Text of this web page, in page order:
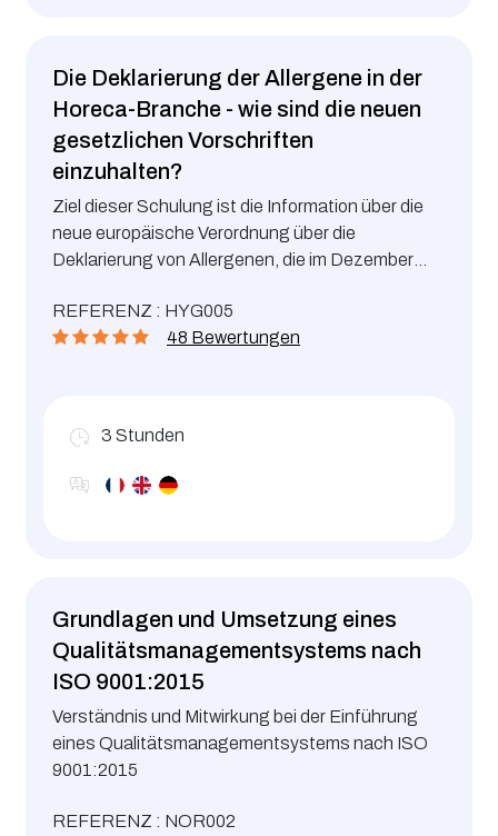
Die Deklarierung der Allergene in der
Horeca-Branche - wie sind die neuen
gesetzlichen Vorschriften
einzuhalten?
Ziel dieser Schulung ist die Information über die
neue europäische Verordnung über die
Deklarierung von Allergenen, die im Dezember
REFERENZ : HYG005
48 Bewertungen
3 Stunden
Grundlagen und Umsetzung eines
Qualitätsmanagementsystems nach
ISO 9001:2015
Verständnis und Mitwirkung bei der Einführung
eines Qualitätsmanagementsystems nach ISO
9001:2015
REFERENZ : NOR002